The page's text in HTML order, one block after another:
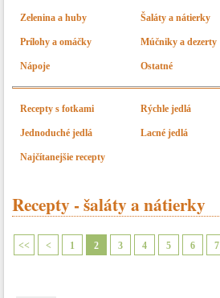
Zelenina a huby Šaláty a nátierky
Prílohy a omáčky Múčniky a dezerty
Nápoje Ostatné
Recepty s fotkami Rýchle jedlá
Jednoduché jedlá Lacné jedlá
Najčítanejšie recepty
Recepty - šaláty a nátierky
<< < 1 2 3 4 5 6 7